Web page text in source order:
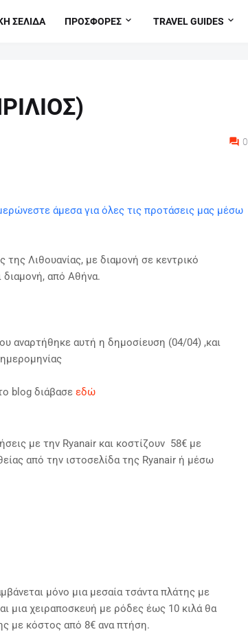
ΣΕΛΙΔΑ ΠΡΟΣΦΟΡΕΣ TRAVEL GUIDES
0
άμεσα για όλες τις προτάσεις μας μέσω
της Λιθουανίας, με διαμονή σε κεντρικό
διαμονή, από Αθήνα.
αναρτήθηκε αυτή η δημοσίευση (04/04) ,και
blog διάβασε εδώ
με την Ryanair και κοστίζουν 58€ με
από την ιστοσελίδα της Ryanair ή μέσω
μόνο μια μεσαία τσάντα πλάτης με
μια χειραποσκευή με ρόδες έως 10 κιλά θα
με κόστος από 8€ ανα πτήση.